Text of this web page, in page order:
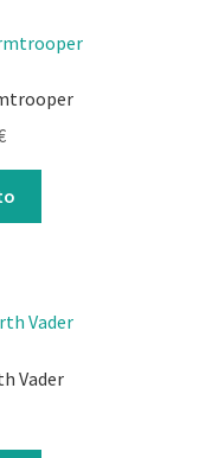
Vader